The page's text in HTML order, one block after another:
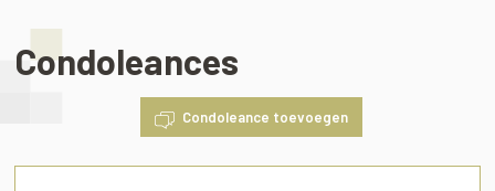
Condoleances
Condoleance toevoegen